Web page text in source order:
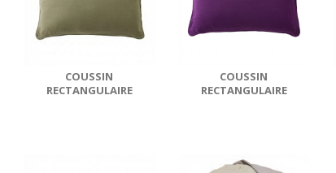
COUSSIN
RECTANGULAIRE
COUSSIN
RECTANGULAIRE